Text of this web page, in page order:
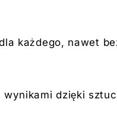
każdego, nawet
dzięki